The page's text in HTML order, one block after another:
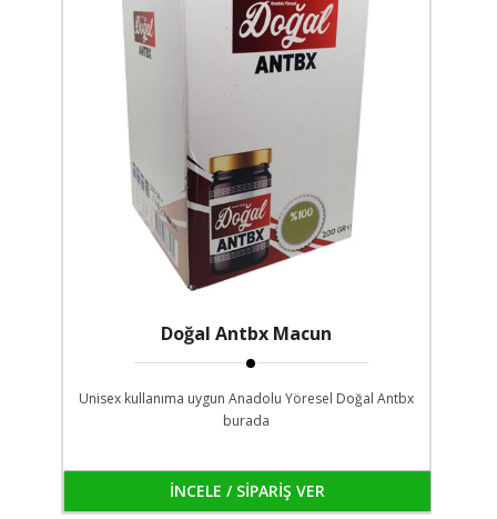
Doğal Antbx Macun
Unisex kullanıma uygun Anadolu Yöresel Doğal Antbx
burada
İNCELE / SİPARİŞ VER